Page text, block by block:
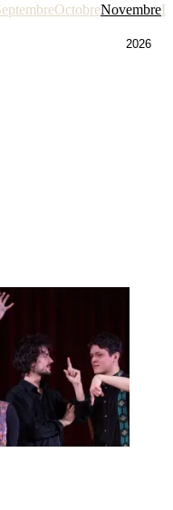
OctobreNovembre
2026